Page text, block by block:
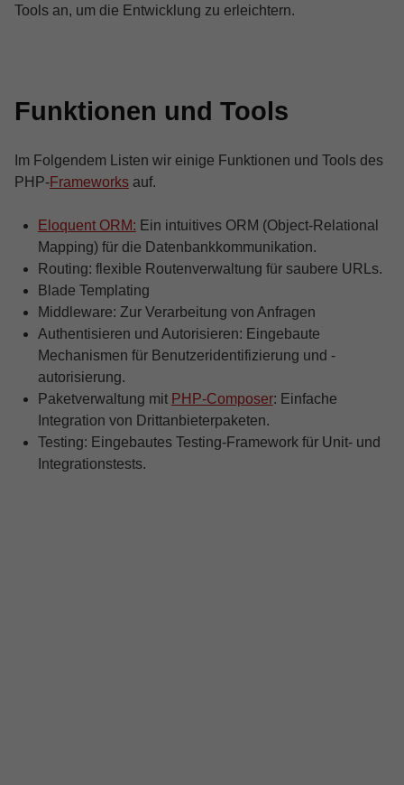
Tools an, um die Entwicklung zu erleichtern.
Funktionen und Tools
Im Folgendem Listen wir einige Funktionen und Tools des
PHP-Frameworks auf.
Eloquent ORM: Ein intuitives ORM (Object-Relational
Mapping) für die Datenbankkommunikation.
Routing: flexible Routenverwaltung für saubere URLs.
Blade Templating
Middleware: Zur Verarbeitung von Anfragen
Authentisieren und Autorisieren: Eingebaute
Mechanismen für Benutzeridentifizierung und -
autorisierung.
Paketverwaltung mit PHP-Composer: Einfache
Integration von Drittanbieterpaketen.
Testing: Eingebautes Testing-Framework für Unit- und
Integrationstests.